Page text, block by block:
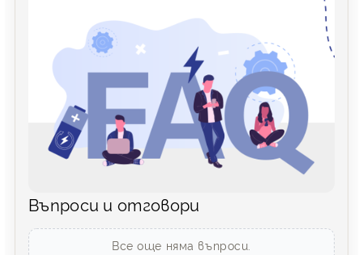
Въпроси и отговори
Все още няма въпроси.